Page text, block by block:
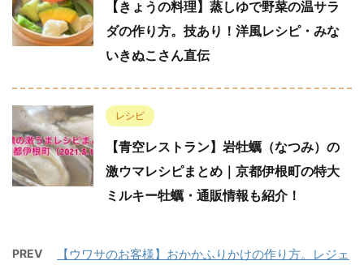
【きょうの料理】蒸しゆで野菜の温サラ
ダの作り方。技あり！洋風レシピ・みな
いきぬこさん直伝
レシピ
【青空レストラン】岩牡蠣（なつみ）の
激ウマレシピまとめ｜京都伊根町の特大
ミルキー牡蠣・通販情報も紹介！
PREV
【ウワサのお客様】おかかふりかけの作り方。レジェ